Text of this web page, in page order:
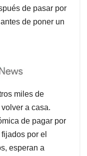
de pasar por
de poner un
miles de
a casa.
de pagar por
por el
esperan a